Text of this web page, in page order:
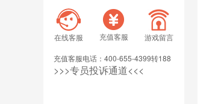
在线客服 充值客服 游戏留言
充值客服电话：400-655-4399转188
>>>专员投诉通道<<<